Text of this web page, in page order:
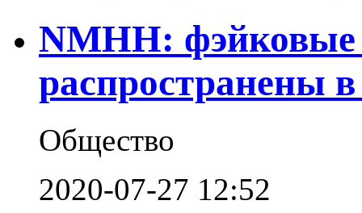
NMHH: фэйковые
распространены
Общество
2020-07-27 12:52